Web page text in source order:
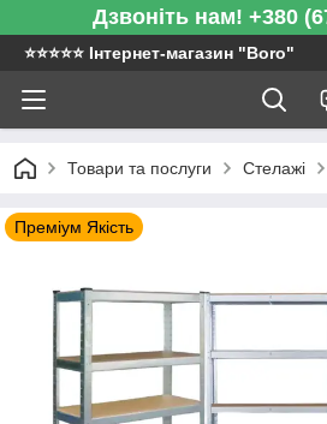
Дзвоніть нам! +380
⭐️⭐️⭐️⭐️⭐️ Інтернет-магазин "Boro"
Товари та послуги Стелажі
Преміум Якість